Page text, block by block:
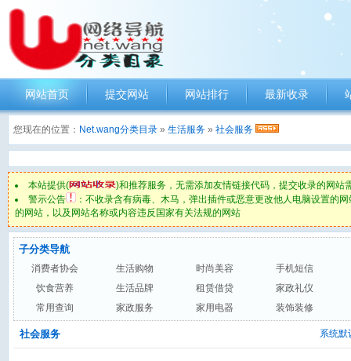
网站首页 提交网站 网站排行 最新收录
您现在的位置： Net.wang分类目录 » 生活服务 » 社会服务
本站提供(
)和推荐服务，无需添加友情链接代码，提交收录的网
警示公告
：不收录含有病毒、木马，弹出插件或恶意更改他人电脑设置的
的网站，以及网站名称或内容违反国家有关法规的网站
子分类导航
消费者协会 生活购物 时尚美容
手机短信
饮食营养
生活品牌 租赁借贷
家政礼仪
常用查询
家政服务 家用电器 装饰装修
系统默
社会服务